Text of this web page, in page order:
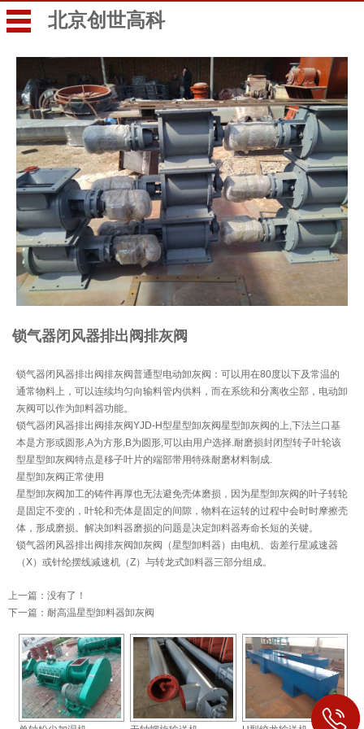
北京创世高科
锁气器闭风器排出阀排灰阀
锁气器闭风器排出阀排灰阀普通型电动卸灰阀：可以用在80度以下及常温的
通常物料上，可以连续均匀向输料管内供料，而在系统和分离收尘部，电动卸
灰阀可以作为卸料器功能。
锁气器闭风器排出阀排灰阀YJD-H型星型卸灰阀星型卸灰阀的上,下法兰口基
本是方形或圆形,A为方形,B为圆形,可以由用户选择.耐磨损封闭型转子叶轮该
型星型卸灰阀特点是移子叶片的端部带用特殊耐磨材料制成.
星型卸灰阀正常使用
星型卸灰阀加工的铸件再厚也无法避免壳体磨损，因为星型卸灰阀的叶子转轮
是固定不变的，叶轮和壳体是固定的间隙，物料在运转的过程中会时时摩擦壳
体，形成磨损。解决卸料器磨损的问题是决定卸料器寿命长短的关键。
锁气器闭风器排出阀排灰阀卸灰阀（星型卸料器）由电机、齿差行星减速器
（X）或针纶摆线减速机（Z）与转龙式卸料器三部分组成。
上一篇：没有了！
下一篇： 耐高温星型卸料器卸灰阀